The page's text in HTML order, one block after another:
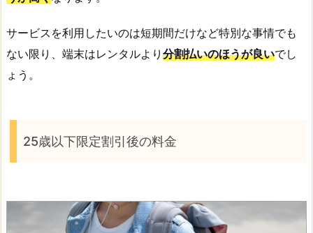
サービスを利用したいのは短期間だけなど特別な事情でも
ない限り、端末はレンタルより 分割払いのほうが良いでし
ょう。
25歳以下限定割引後の料金